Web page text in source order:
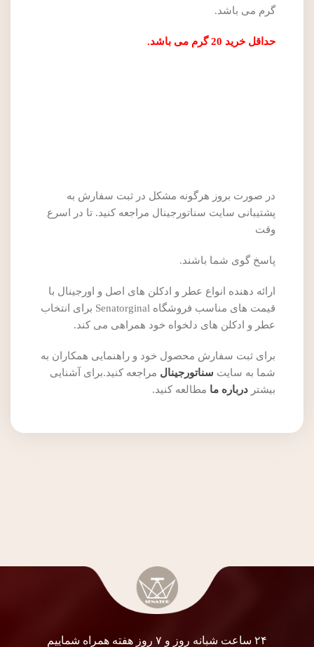
گرم می باشد.
حداقل خرید 20 گرم می باشد.
در صورت بروز هرگونه مشکل در ثبت سفارش به
پشتیبانی سایت سناتورجینال مراجعه کنید. تا در اسرع
وقت
پاسخ گوی شما باشند.
ارائه دهنده انواع عطر و ادکلن های اصل و اورجینال با
قیمت های مناسب فروشگاه Senatorginal برای انتخاب
عطر و ادکلن های دلخواه خود همراهی می کند.
برای ثبت سفارش محصول خود و راهنمایی همکاران به
شما به سایت سناتورجینال مراجعه کنید.برای آشنایی
بیشتر درباره ما مطالعه کنید.
۲۴ ساعت شبانه روز و ۷ روز هفته همراه شماییم